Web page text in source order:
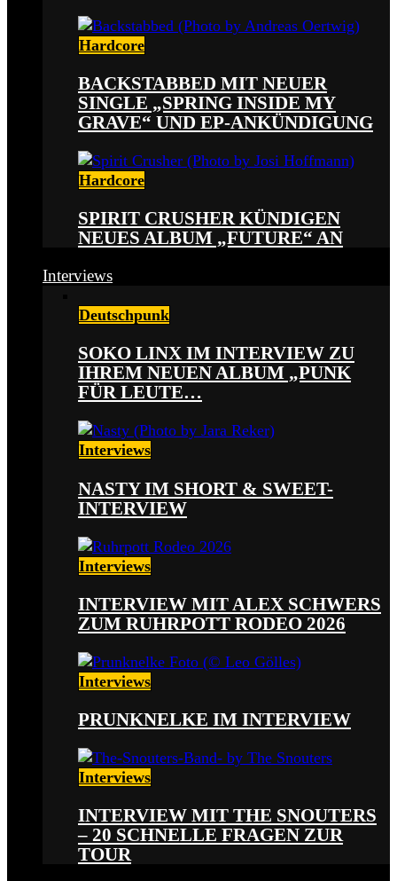
Hardcore
BACKSTABBED MIT NEUER
SINGLE „SPRING INSIDE MY
GRAVE“ UND EP-ANKÜNDIGUNG
Hardcore
SPIRIT CRUSHER KÜNDIGEN
NEUES ALBUM „FUTURE“ AN
Interviews
Deutschpunk
SOKO LINX IM INTERVIEW ZU
IHREM NEUEN ALBUM „PUNK
FÜR LEUTE…
Interviews
NASTY IM SHORT & SWEET-
INTERVIEW
Interviews
INTERVIEW MIT ALEX SCHWERS
ZUM RUHRPOTT RODEO 2026
Interviews
PRUNKNELKE IM INTERVIEW
Interviews
INTERVIEW MIT THE SNOUTERS
– 20 SCHNELLE FRAGEN ZUR
TOUR